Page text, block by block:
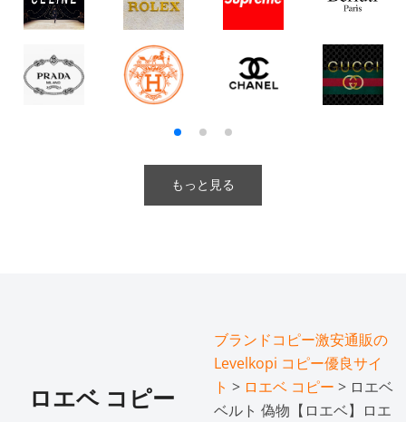
もっと見る
ロエベ コピー
ブランドコピー激安通販の
Levelkopi コピー優良サイ
ト > ロエベ コピー > ロエベ
ベルト 偽物【ロエベ】ロエ